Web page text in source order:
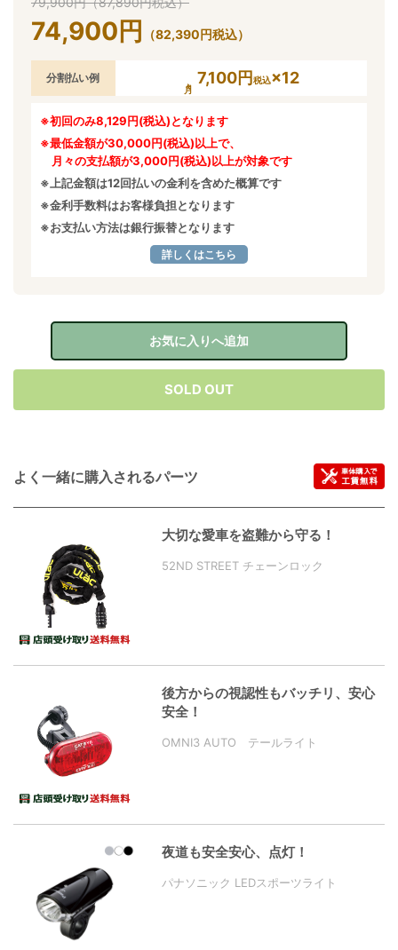
74,900円 （82,390円税込）
分割払い例 7,100円税込×12
※初回のみ8,129円(税込)となります
※最低金額が30,000円(税込)以上で、
月々の支払額が3,000円(税込)以上が対象です
※上記金額は12回払いの金利を含めた概算です
※金利手数料はお客様負担となります
※お支払い方法は銀行振替となります
詳しくはこちら
お気に入りへ追加
SOLD OUT
よく一緒に購入されるパーツ
大切な愛車を盗難から守る！
52ND STREET チェーンロック
後方からの視認性もバッチリ、安心
安全！
OMNI3 AUTO テールライト
夜道も安全安心、点灯！
パナソニック LEDスポーツライト